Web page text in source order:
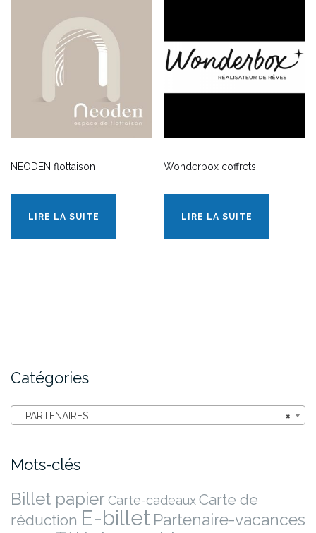
NEODEN flottaison
LIRE LA SUITE
Wonderbox coffrets
LIRE LA SUITE
Catégories
×
PARTENAIRES
Mots-clés
Billet papier Carte-cadeauxCarte de
réduction E-billet Partenaire-vacances